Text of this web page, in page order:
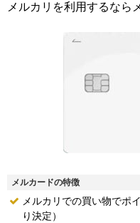
メルカリを利用するなら
メルカードの特徴
メルカリでの買い物でポ
り決定）